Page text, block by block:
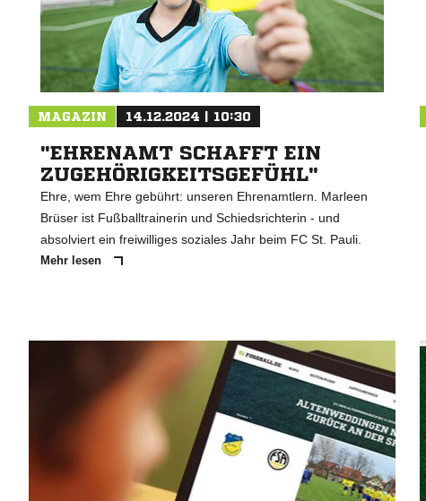
MAGAZIN 14.12.2024 | 10:30
"EHRENAMT SCHAFFT EIN
ZUGEHÖRIGKEITSGEFÜHL"
Ehre, wem Ehre gebührt: unseren Ehrenamtlern. Marleen
Brüser ist Fußballtrainerin und Schiedsrichterin - und
absolviert ein freiwilliges soziales Jahr beim FC St. Pauli.
Mehr lesen